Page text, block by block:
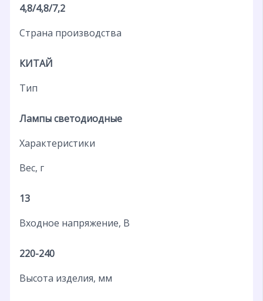
4,8/4,8/7,2
Страна производства
КИТАЙ
Тип
Лампы светодиодные
Характеристики
Вес, г
13
Входное напряжение, В
220-240
Высота изделия, мм